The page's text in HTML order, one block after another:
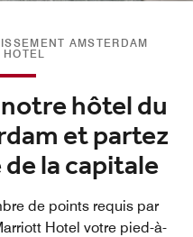
AMSTERDAM
hôtel du
et partez
la capitale
de points requis par
Hotel votre pied-à-